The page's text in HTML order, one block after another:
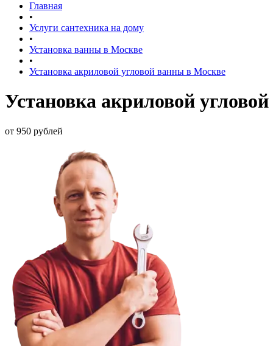
Главная
•
Услуги сантехника на дому
•
Установка ванны в Москве
•
Установка акриловой угловой ванны в Москве
Установка акриловой
от 950 рублей